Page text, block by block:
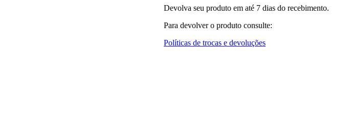
Devolva seu produto em até 7 dias do recebimento.
Para devolver o produto consulte:
Políticas de trocas e devoluções